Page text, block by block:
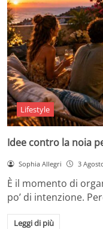
Lifestyle
Idee contro la noia
Sophia Allegri 3
È il momento di
po’ di intenzione.
Leggi di più